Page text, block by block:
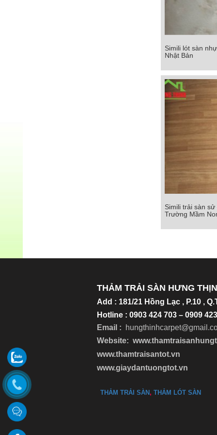
Simili lót sàn
Chi tiết
Simili lót sàn
Nhật Bản
Simili trải sàn
Simili trải sàn
Trường Mầm
THẢM TRẢI SÀN HƯNG
Add : 181/21 Hồng Lạc , P.10 ,
Hotline : 0903 424 703 – 0909
Email :
Website:
www.thamtraisantot.vn
www.giaydantuongtot.vn
THẢM TRẢI SÀN , THẢM LÓT SÀN